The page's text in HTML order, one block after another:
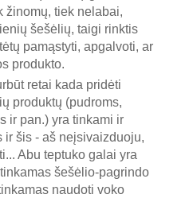
žinomų, tiek nelabai,
šešėlių, taigi rinktis
pamąstyti, apgalvoti, ar
produkto.
retai kada pridėti
produktų (pudroms,
ir pan.) yra tinkami ir
ir šis - aš neįsivaizduoju,
Abu teptuko galai yra
šešėlio-pagrindo
naudoti voko